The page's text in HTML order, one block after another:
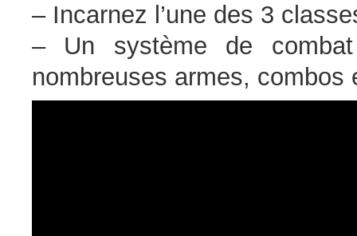
– Incarnez l’une des 3
– Un système de
nombreuses armes,